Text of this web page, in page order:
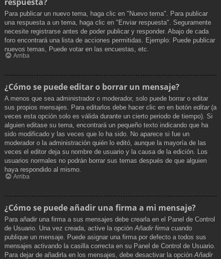
Para publicar un nuevo tema, haga clic en "Nuevo tema". Para publicar
una respuesta a un tema, haga clic en "Enviar respuesta". Seguramente
necesite registrarse antes de poder publicar y responder. Abajo de cada
foro encontrará una lista de acciones permitidas. Ejemplo: Puede publicar
nuevos temas, Puede votar en las encuestas, etc.
Arriba
¿Cómo se puede editar o borrar un mensaje?
A menos que sea administrador o moderador, solo puede borrar o editar
sus propios mensajes. Para editarlos debe hacer clic en en botón editar(a
veces esta opción solo es válida durante un cierto periodo de tiempo). Si
alguien editase su tema, encontrará un pequeño texto indicando que ha
sido modificado y las veces que lo ha sido. No aparece si fue un
moderador o la administración quién lo editó, aunque la mayoría de las
veces el editor deja su nombre de usuario y la causa de la edición. Los
usuarios normales no podrán borrar sus temas después de que alguien
haya respondido al mismo.
Arriba
¿Cómo se puede añadir una firma a mi mensaje?
Para añadir una firma a sus mensajes debe crearla en el Panel de Control
de Usuario. Una vez creada, active la opción Añadir firma cuando
publique un mensaje. Puede asignar una firma por defecto a todos sus
mensajes activando la casilla correcta en su Panel de Control de Usuario.
Para dejar de añadirla en los mensajes, debe desactivar la opción Añadir